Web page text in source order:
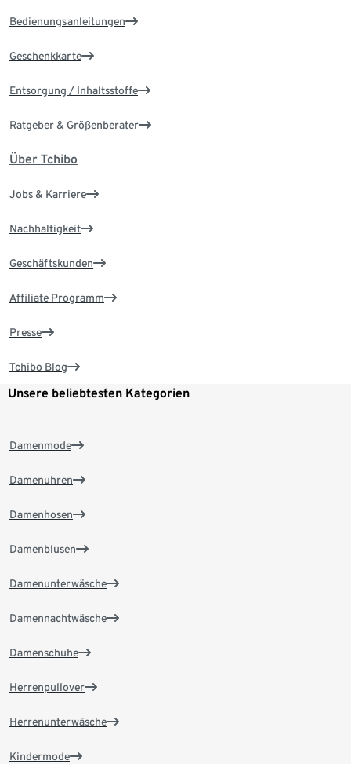
Bedienungsanleitungen
Geschenkkarte
Entsorgung / Inhaltsstoffe
Ratgeber & Größenberater
Über Tchibo
Jobs & Karriere
Nachhaltigkeit
Geschäftskunden
Affiliate Programm
Presse
Tchibo Blog
Unsere beliebtesten Kategorien
Damenmode
Damenuhren
Damenhosen
Damenblusen
Damenunterwäsche
Damennachtwäsche
Damenschuhe
Herrenpullover
Herrenunterwäsche
Kindermode